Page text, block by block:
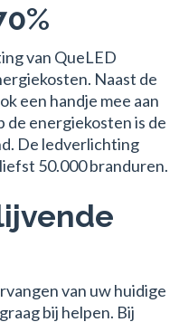
van QueLED
Naast de
een handje mee aan
de energiekosten is de
De ledverlichting
50.000 branduren.
van uw huidige
bij helpen. Bij